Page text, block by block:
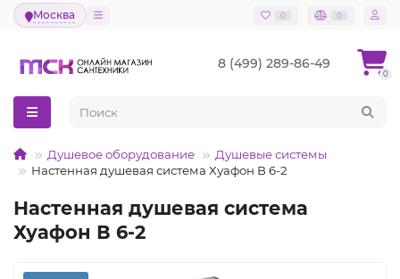
Москва 0 0
8 (499) 289-86-49
0
Душевое оборудование
Душевые системы
Настенная душевая система Хуафон В 6-2
Настенная душевая система
Хуафон В 6-2